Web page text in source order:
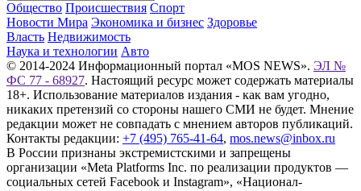
Общество Происшествия Спорт
Новости Мира Экономика и бизнес Здоровье
Власть Недвижимость
Наука и технологии Авто
© 2014-2024 Информационный портал «MOS NEWS». ЭЛ №
ФС 77 - 68927. Настоящий ресурс может содержать материалы
18+. Использование материалов издания - как вам угодно,
никаких претензий со стороны нашего СМИ не будет. Мнение
редакции может не совпадать с мнением авторов публикаций.
Контакты редакции: +7 (495) 765-41-64, mos.news@inbox.ru
В России признаны экстремистскими и запрещены
организации «Meta Platforms Inc. по реализации продуктов —
социальных сетей Facebook и Instagram», «Национал-